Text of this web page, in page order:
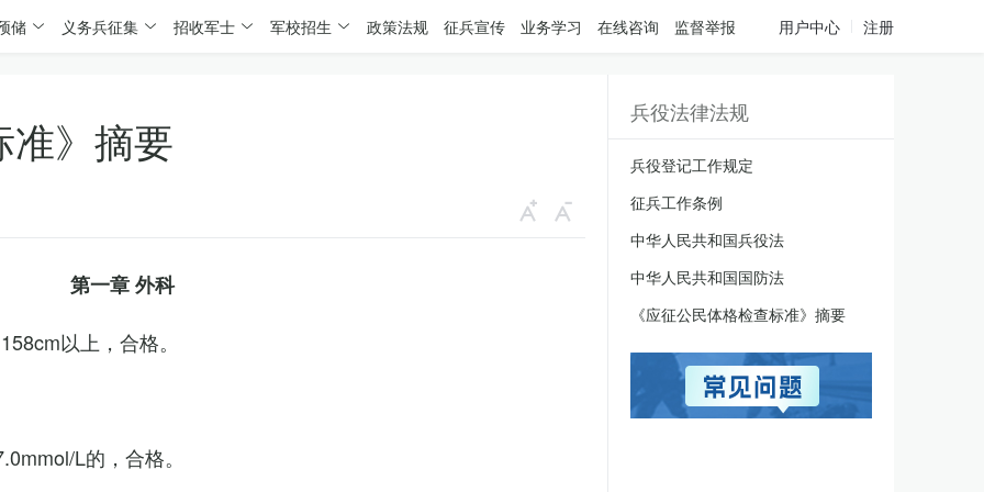
储 义务兵征集 招收军士 军校招生 政策法规 征兵宣传 业务学习 在线咨询 监督举报 用户中心 注册
准》摘要
第一章 外科
以上，合格。
L的，合格。
兵役法律法规
兵役登记工作规定
征兵工作条例
中华人民共和国兵役法
中华人民共和国国防法
《应征公民体格检查标准》摘要